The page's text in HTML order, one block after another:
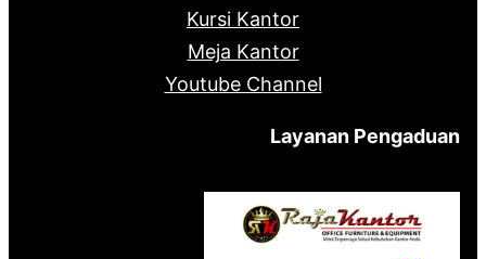
Kursi Kantor
Meja Kantor
Youtube Channel
Layanan Pengaduan